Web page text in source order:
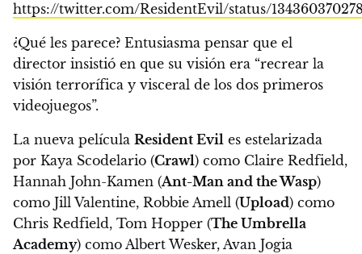
https://twitter.com/ResidentEvil/status/
¿Qué les parece? Entusiasma pensar que el
director insistió en que su visión era “recrear la
visión terrorífica y visceral de los dos primeros
videojuegos”.
La nueva película Resident Evil es estelarizada
por Kaya Scodelario (Crawl) como Claire Redfield,
Hannah John-Kamen (Ant-Man and the Wasp)
como Jill Valentine, Robbie Amell (Upload) como
Chris Redfield, Tom Hopper (The Umbrella
Academy) como Albert Wesker, Avan Jogia